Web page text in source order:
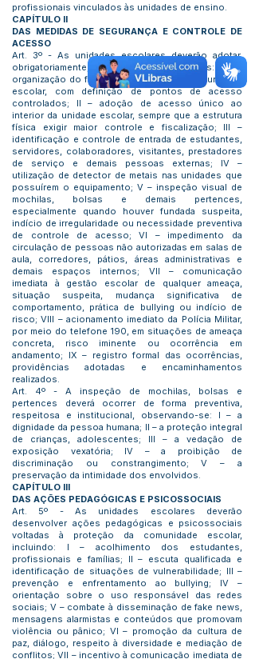
profissionais vinculados às unidades de ensino.
CAPÍTULO II
DAS MEDIDAS DE SEGURANÇA E CONTROLE DE
ACESSO
Art. 3º - As unidades escolares deverão adotar,
obrigatoriamente, as seguintes medidas: I –
organização do fluxo de entrada e saída da unidade
escolar, com definição de pontos de acesso
controlados; II – adoção de acesso único ao
interior da unidade escolar, sempre que a estrutura
física exigir maior controle e fiscalização; III –
identificação e controle de entrada de estudantes,
servidores, colaboradores, visitantes, prestadores
de serviço e demais pessoas externas; IV –
utilização de detector de metais nas unidades que
possuírem o equipamento; V – inspeção visual de
mochilas, bolsas e demais pertences,
especialmente quando houver fundada suspeita,
indício de irregularidade ou necessidade preventiva
de controle de acesso; VI – impedimento da
circulação de pessoas não autorizadas em salas de
aula, corredores, pátios, áreas administrativas e
demais espaços internos; VII – comunicação
imediata à gestão escolar de qualquer ameaça,
situação suspeita, mudança significativa de
comportamento, prática de bullying ou indício de
risco; VIII – acionamento imediato da Polícia Militar,
por meio do telefone 190, em situações de ameaça
concreta, risco iminente ou ocorrência em
andamento; IX – registro formal das ocorrências,
providências adotadas e encaminhamentos
realizados.
Art. 4º - A inspeção de mochilas, bolsas e
pertences deverá ocorrer de forma preventiva,
respeitosa e institucional, observando-se: I – a
dignidade da pessoa humana; II – a proteção integral
de crianças, adolescentes; III – a vedação de
exposição vexatória; IV – a proibição de
discriminação ou constrangimento; V – a
preservação da intimidade dos envolvidos.
CAPÍTULO III
DAS AÇÕES PEDAGÓGICAS E PSICOSSOCIAIS
Art. 5º - As unidades escolares deverão
desenvolver ações pedagógicas e psicossociais
voltadas à proteção da comunidade escolar,
incluindo: I – acolhimento dos estudantes,
profissionais e famílias; II – escuta qualificada e
identificação de situações de vulnerabilidade; III –
prevenção e enfrentamento ao bullying; IV –
orientação sobre o uso responsável das redes
sociais; V – combate à disseminação de fake news,
mensagens alarmistas e conteúdos que promovam
violência ou pânico; VI – promoção da cultura de
paz, diálogo, respeito à diversidade e mediação de
conflitos; VII – incentivo à comunicação imediata de